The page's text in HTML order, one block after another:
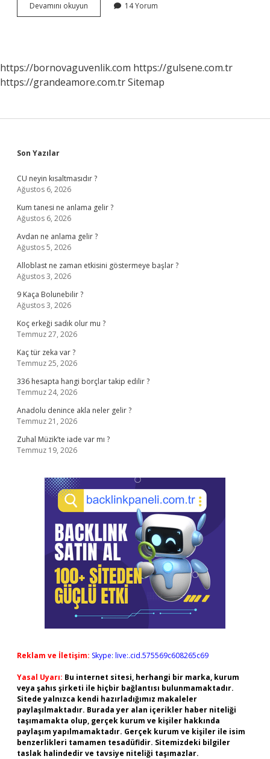
Devamını okuyun
Atma
14 Yorum
https://bornovaguvenlik.com https://gulsene.com.tr
https://grandeamore.com.trSitemap
Sidebar
Son Yazılar
CU neyin kısaltmasıdır ?
Ağustos 6, 2026
Kum tanesi ne anlama gelir ?
Ağustos 6, 2026
Avdan ne anlama gelir ?
Ağustos 5, 2026
Alloblast ne zaman etkisini göstermeye başlar ?
Ağustos 3, 2026
9 Kaça Bolunebilir ?
Ağustos 3, 2026
Koç erkeği sadık olur mu ?
Temmuz 27, 2026
Kaç tür zeka var ?
Temmuz 25, 2026
336 hesapta hangi borçlar takip edilir ?
Temmuz 24, 2026
Anadolu denince akla neler gelir ?
Temmuz 21, 2026
Zuhal Müzik’te iade var mı ?
Temmuz 19, 2026
Reklam ve İletişim: Skype: live:.cid.575569c608265c69
Yasal Uyarı: Bu internet sitesi, herhangi bir marka, kurum
veya şahıs şirketi ile hiçbir bağlantısı bulunmamaktadır.
Sitede yalnızca kendi hazırladığımız makaleler
paylaşılmaktadır. Burada yer alan içerikler haber niteliği
taşımamakta olup, gerçek kurum ve kişiler hakkında
paylaşım yapılmamaktadır. Gerçek kurum ve kişiler ile isim
benzerlikleri tamamen tesadüfidir. Sitemizdeki bilgiler
taslak halindedir ve tavsiye niteliği taşımazlar.